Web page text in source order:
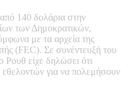
140 δολάρια στην
των Δημοκρατικών,
με τα αρχεία της
(FEC). Σε συνέντευξή του
είχε δηλώσει ότι
για να πολεμήσουν